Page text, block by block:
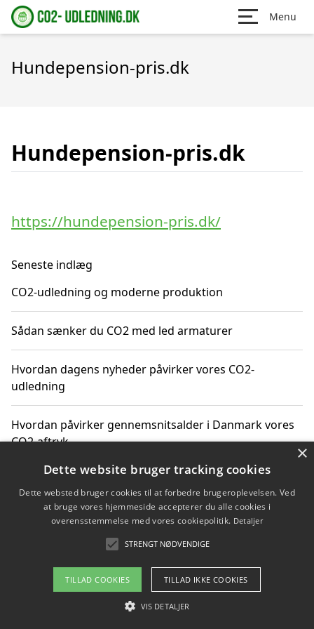
Menu
Hundepension-pris.dk
Hundepension-pris.dk
https://hundepension-pris.dk/
Seneste indlæg
CO2-udledning og moderne produktion
Sådan sænker du CO2 med led armaturer
Hvordan dagens nyheder påvirker vores CO2-
udledning
Hvordan påvirker gennemsnitsalder i Danmark vores
CO2-aftryk
Hvordan nyheder om CO2-udledning påvirker vores
hverdag
Om / kontakt
Blog Betingelser
×
Dette website bruger tracking cookies
Dette websted bruger cookies til at forbedre brugeroplevelsen. Ved
at bruge vores hjemmeside accepterer du alle cookies i
overensstemmelse med vores cookiepolitik. Detaljer
STRENGT NØDVENDIGE
TILLAD COOKIES TILLAD IKKE COOKIES
VIS DETALJER